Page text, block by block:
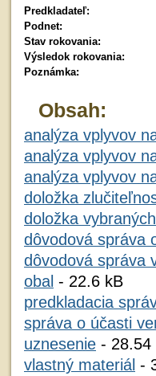
Predkladateľ:
Podnet:
Stav rokovania:
Výsledok rokovania:
Poznámka:
Obsah:
analýza vplyvov
analýza vplyvov
analýza vplyvov
doložka
doložka
dôvodová správa
dôvodová správa
obal - 22.6 kB
predkladacia
správa o účasti
uznesenie - 28.54
vlastný materiál -